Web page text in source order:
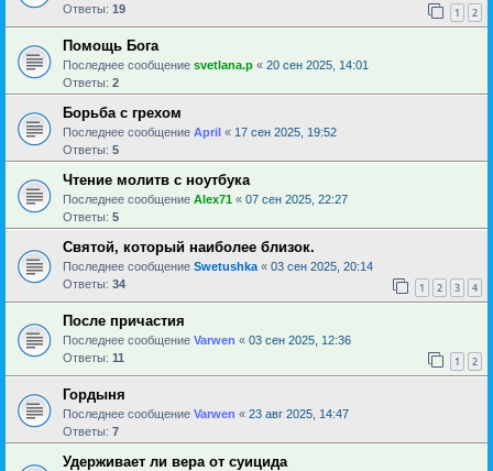
Ответы: 19 1 2
Помощь Бога
Последнее сообщение svetlana.p « 20 сен 2025, 14:01
Ответы: 2
Борьба с грехом
Последнее сообщение April « 17 сен 2025, 19:52
Ответы: 5
Чтение молитв с ноутбука
Последнее сообщение Alex71 « 07 сен 2025, 22:27
Ответы: 5
Святой, который наиболее близок.
Последнее сообщение Swetushka « 03 сен 2025, 20:14
Ответы: 34 1 2 3 4
После причастия
Последнее сообщение Varwen « 03 сен 2025, 12:36
Ответы: 11 1 2
Гордыня
Последнее сообщение Varwen « 23 авг 2025, 14:47
Ответы: 7
Удерживает ли вера от суицида